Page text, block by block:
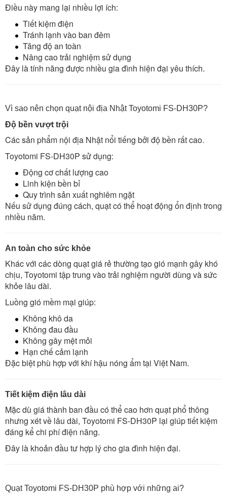
Điều này mang lại nhiều lợi ích:
Tiết kiệm điện
Tránh lạnh vào ban đêm
Tăng độ an toàn
Nâng cao trải nghiệm sử dụng
Đây là tính năng được nhiều gia đình hiện đại yêu thích.
Vì sao nên chọn quạt nội địa Nhật Toyotomi FS-DH30P?
Độ bền vượt trội
Các sản phẩm nội địa Nhật nổi tiếng bởi độ bền rất cao.
Toyotomi FS-DH30P sử dụng:
Động cơ chất lượng cao
Linh kiện bền bỉ
Quy trình sản xuất nghiêm ngặt
Nếu sử dụng đúng cách, quạt có thể hoạt động ổn định trong
nhiều năm.
An toàn cho sức khỏe
Khác với các dòng quạt giá rẻ thường tạo gió mạnh gây khó
chịu, Toyotomi tập trung vào trải nghiệm người dùng và sức
khỏe lâu dài.
Luồng gió mềm mại giúp:
Không khô da
Không đau đầu
Không gây mệt mỏi
Hạn chế cảm lạnh
Đặc biệt phù hợp với khí hậu nóng ẩm tại Việt Nam.
Tiết kiệm điện lâu dài
Mặc dù giá thành ban đầu có thể cao hơn quạt phổ thông
nhưng xét về lâu dài, Toyotomi FS-DH30P lại giúp tiết kiệm
đáng kể chi phí điện năng.
Đây là khoản đầu tư hợp lý cho gia đình hiện đại.
Quạt Toyotomi FS-DH30P phù hợp với những ai?